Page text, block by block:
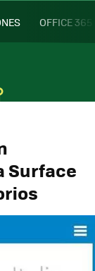
OFFICE 365
Surface